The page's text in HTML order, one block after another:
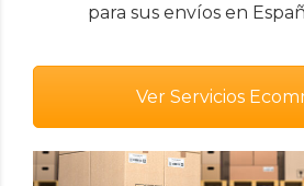
para sus envíos en
Ver Servicios